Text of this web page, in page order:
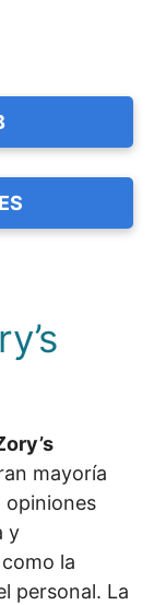
mayoría
opiniones
y
la
personal. La